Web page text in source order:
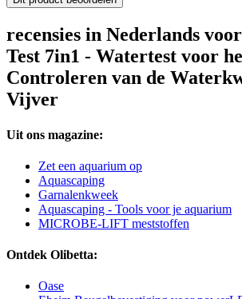
recensies in Nederlands
Test 7in1 - Watertest voor
Controleren van de
Vijver
Uit ons magazine:
Zet een aquarium op
Aquascaping
Garnalenkweek
Aquascaping - Tools voor je aquarium
MICROBE-LIFT meststoffen
Ontdek Olibetta:
Oase